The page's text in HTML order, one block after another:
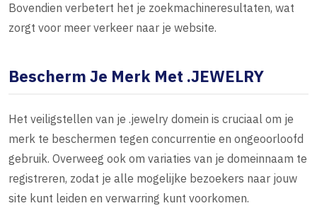
Bovendien verbetert het je zoekmachineresultaten, wat
zorgt voor meer verkeer naar je website.
Bescherm Je Merk Met .JEWELRY
Het veiligstellen van je .jewelry domein is cruciaal om je
merk te beschermen tegen concurrentie en ongeoorloofd
gebruik. Overweeg ook om variaties van je domeinnaam te
registreren, zodat je alle mogelijke bezoekers naar jouw
site kunt leiden en verwarring kunt voorkomen.